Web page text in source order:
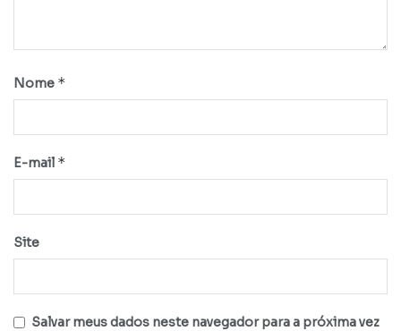
Nome *
E-mail *
Site
Salvar meus dados neste navegador para a próxima vez